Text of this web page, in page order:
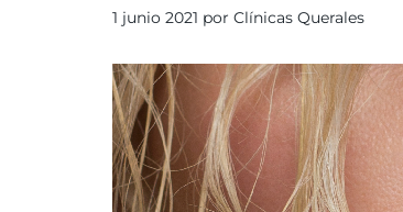
1 junio 2021 por Clínicas Querales